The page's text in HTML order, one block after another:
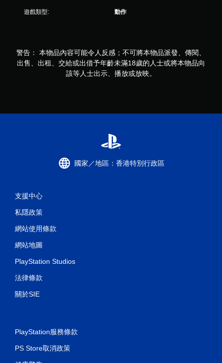
遊戲類型: 動作
警告： 本物品內容可能令人反感；不可將本物品派發、傳閱、
出售、出租、交給或出借予年齡未滿18歲的人士或將本物品向
該等人士出示、播放或放映。
國家／地區：香港特別行政區
支援中心
私隱政策
網站使用條款
網站地圖
PlayStation Studios
法律條款
關於SIE
PlayStation服務條款
PS Store取消政策